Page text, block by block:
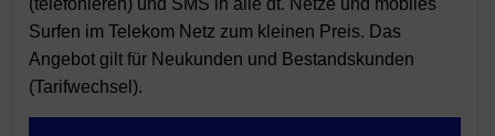
Surfen im Telekom Netz zum kleinen Preis. Das
Angebot gilt für Neukunden und Bestandskunden
(Tarifwechsel).